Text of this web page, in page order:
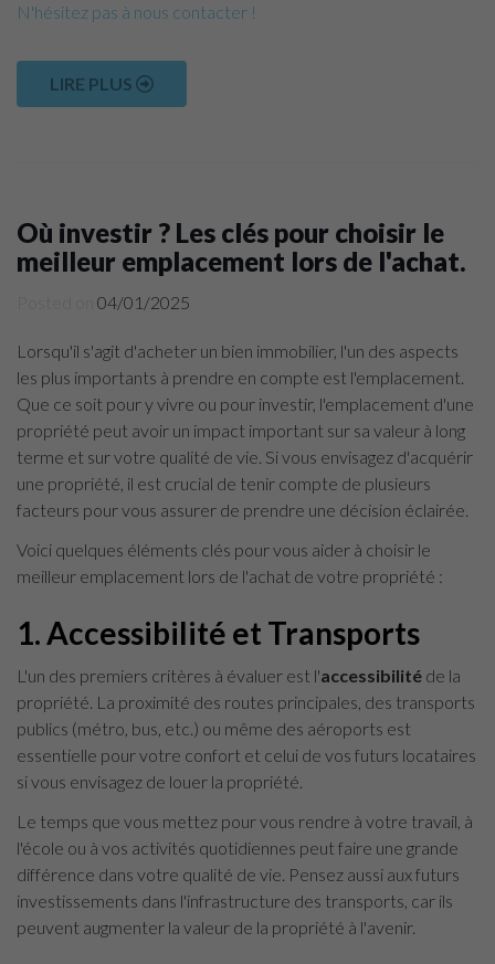
N'hésitez pas à nous contacter !
LIRE PLUS
Où investir ? Les clés pour choisir le
meilleur emplacement lors de l'achat.
04/01/2025
Lorsqu'il s'agit d'acheter un bien immobilier, l'un des aspects
les plus importants à prendre en compte est l'emplacement.
Que ce soit pour y vivre ou pour investir, l'emplacement d'une
propriété peut avoir un impact important sur sa valeur à long
terme et sur votre qualité de vie. Si vous envisagez d'acquérir
une propriété, il est crucial de tenir compte de plusieurs
facteurs pour vous assurer de prendre une décision éclairée.
Voici quelques éléments clés pour vous aider à choisir le
meilleur emplacement lors de l'achat de votre propriété :
1.Accessibilité et Transports
L'un des premiers critères à évaluer est l'accessibilité de la
propriété. La proximité des routes principales, des transports
publics (métro, bus, etc.) ou même des aéroports est
essentielle pour votre confort et celui de vos futurs locataires
si vous envisagez de louer la propriété.
Le temps que vous mettez pour vous rendre à votre travail, à
l'école ou à vos activités quotidiennes peut faire une grande
différence dans votre qualité de vie. Pensez aussi aux futurs
investissements dans l'infrastructure des transports, car ils
peuvent augmenter la valeur de la propriété à l'avenir.